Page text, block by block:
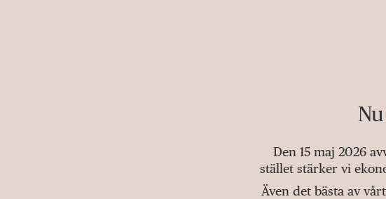
Den 15 maj 2026
stället stärker vi
Även det bästa av